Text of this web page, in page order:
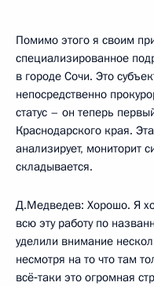
Помимо этого я своим
специализированное
в городе Сочи. Это
непосредственно
статус – он теперь
Краснодарского края.
анализирует, мониторит
складывается.
Д.Медведев: Хорошо. Я
всю эту работу по
уделили внимание
несмотря на то что там
всё‑таки это огромная